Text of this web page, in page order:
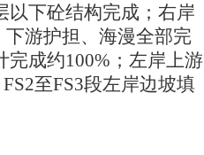
以下砼结构完成；右岸
下游护担、海漫全部完
完成约100%；左岸上游
至FS3段左岸边坡填